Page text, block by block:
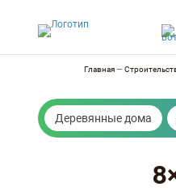
Главная—
Деревянные дома